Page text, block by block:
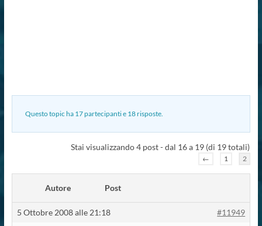
Questo topic ha 17 partecipanti e 18 risposte.
Stai visualizzando 4 post - dal 16 a 19 (di 19 totali)
← 1 2
Autore Post
5 Ottobre 2008 alle 21:18 #11949